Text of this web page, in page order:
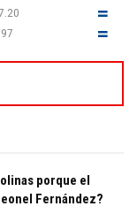
porque el
Fernández?